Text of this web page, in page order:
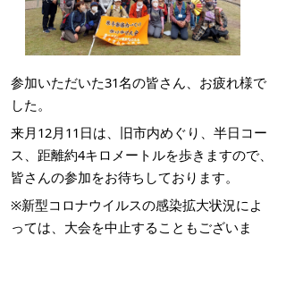
参加いただいた31名の皆さん、お疲れ様で
した。
来月12月11日は、旧市内めぐり、半日コー
ス、距離約4キロメートルを歩きますので、
皆さんの参加をお待ちしております。
※新型コロナウイルスの感染拡大状況によ
っては、大会を中止することもございま